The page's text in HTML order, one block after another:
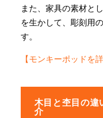
また、家具の素材と
を生かして、彫刻用
す。
【モンキーポッドを
木目と杢目の違
介